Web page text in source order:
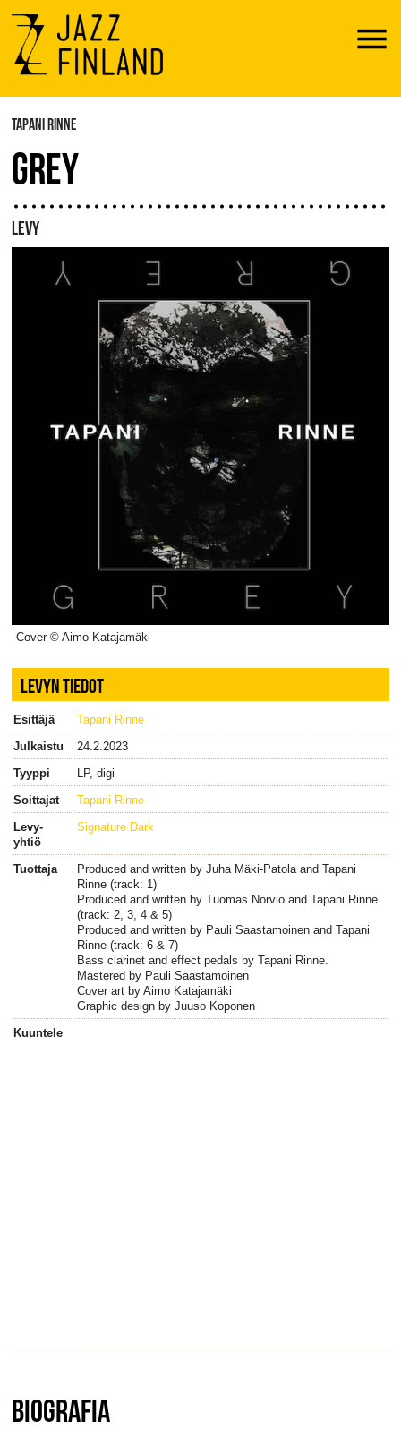
Menu
TAPANI RINNE
GREY
LEVY
Cover © Aimo Katajamäki
LEVYN TIEDOT
Esittäjä
Tapani Rinne
Julkaistu
24.2.2023
Tyyppi
LP, digi
Soittajat
Tapani Rinne
Levy-
yhtiö
Signature Dark
Tuottaja
Produced and written by Juha Mäki-Patola and Tapani
Rinne (track: 1)
Produced and written by Tuomas Norvio and Tapani Rinne
(track: 2, 3, 4 & 5)
Produced and written by Pauli Saastamoinen and Tapani
Rinne (track: 6 & 7)
Bass clarinet and effect pedals by Tapani Rinne.
Mastered by Pauli Saastamoinen
Cover art by Aimo Katajamäki
Graphic design by Juuso Koponen
Kuuntele
BIOGRAFIA